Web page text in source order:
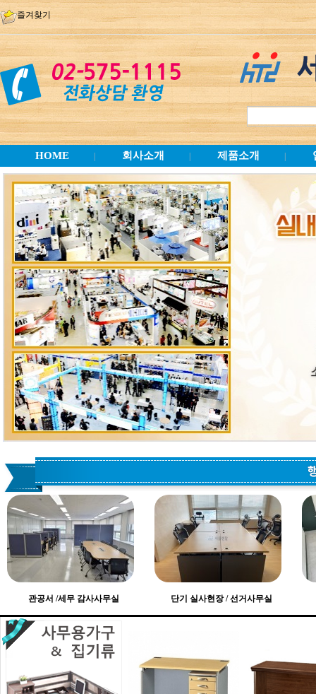
즐겨찾기
HOME 회사소개 제품소개
관공서 /세무 감사사무실 단기 실사현장 / 선거사무실